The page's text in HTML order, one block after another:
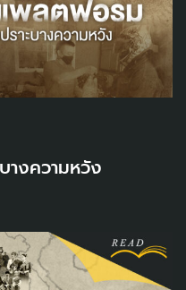
างความหวัง